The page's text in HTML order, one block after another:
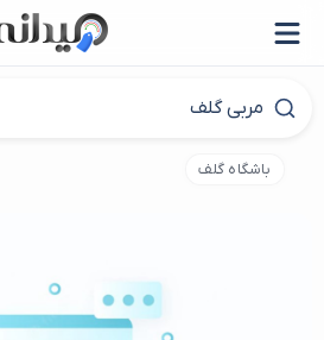
باشگاه گلف